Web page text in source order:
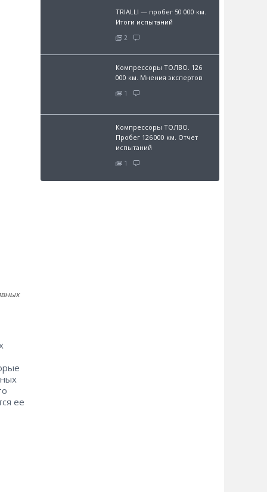
ее
TRIALLI — пробег 50 000 км.
Итоги испытаний
2
Компрессоры ТОЛВО. 126
000 км. Мнения экспертов
1
Компрессоры ТОЛВО.
Пробег 126 000 км. Отчет
испытаний
1